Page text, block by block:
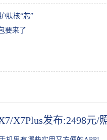
肤核“芯”
要来了
X7Plus发布:2498元/